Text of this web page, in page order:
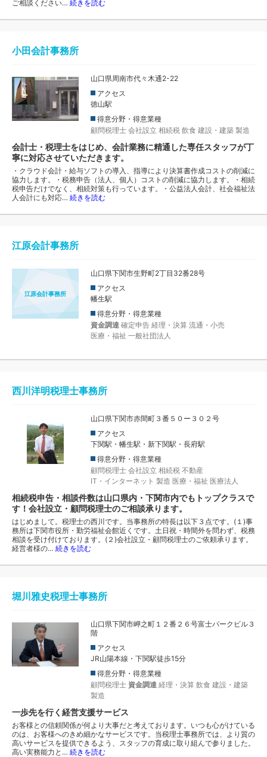
ご相談ください… 続きを読む
小田会計事務所
山口県周南市代々木通2-22
アクセス
徳山駅
得意分野・得意業種
顧問税理士 会社設立 相続税 飲食 建設・建築 製造
会計士・税理士をはじめ、会計業務に精通した専任スタッフが丁
寧に対応させていただきます。
・クラウド会計・給与ソフトの導入、指導により決算書作成コストの削減に
協力します。・税務申告（法人、個人）コストの削減に協力します。・相続
税申告だけでなく、相続対策も行っています。・公益法人会計、社会福祉法
人会計にも対応… 続きを読む
江原会計事務所
江原会計事務所
山口県下関市生野町2丁目32番28号
アクセス
幡生駅
得意分野・得意業種
資金調達 確定申告 経理・決算 流通・小売
医療・福祉 一般社団法人
西川洋明税理士事務所
山口県下関市赤間町３番５０ー３０２号
アクセス
下関駅・幡生駅・新下関駅・長府駅
得意分野・得意業種
顧問税理士 会社設立 相続税 不動産
IT・インターネット 製造 医療・福祉 医療法人
相続税申告・相談件数は山口県内・下関市内でもトップクラスで
す！会社設立・顧問税理士のご相談承ります。
はじめまして。税理士の西川です。当事務所の特長は以下３点です。(１)事
務所は下関市役所・勤労福祉会館近くです。土日祝・時間外を問わず、税務
相談を受け付けております。(２)会社設立・顧問税理士のご依頼承ります。
経営者様の… 続きを読む
堀川雅史税理士事務所
山口県下関市岬之町１２番２６号富士パークビル３
階
アクセス
JR山陽本線・下関駅徒歩15分
得意分野・得意業種
顧問税理士 資金調達 経理・決算 飲食 建設・建築
製造
一歩先を行く経営支援サービス
お客様との信頼関係が何より大事だと考えております。いつも心がけている
のは、お客様へのきめ細かなサービスです。当税理士事務所では、より質の
高いサービスを提供できるよう、スタッフの育成に取り組んで参りました。
高い実務能力と… 続きを読む